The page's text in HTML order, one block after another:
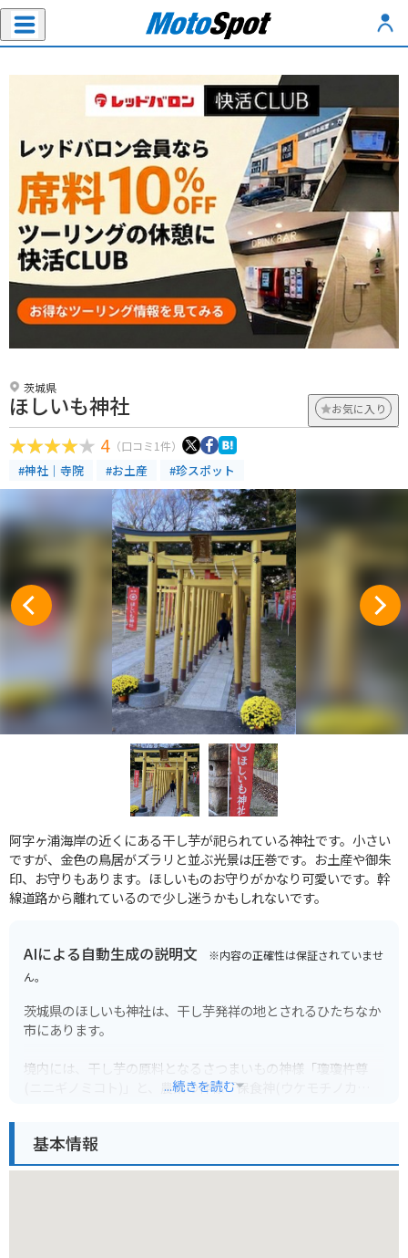
茨城県
ほしいも神社 お気に入り
4 （口コミ1件）
#神社｜寺院 #お土産 #珍スポット
阿字ヶ浦海岸の近くにある干し芋が祀られている神社です。小さい
ですが、金色の鳥居がズラリと並ぶ光景は圧巻です。お土産や御朱
印、お守りもあります。ほしいものお守りがかなり可愛いです。幹
線道路から離れているので少し迷うかもしれないです。
AIによる自動生成の説明文 ※内容の正確性は保証されていませ
ん。
茨城県のほしいも神社は、干し芋発祥の地とされるひたちなか
市にあります。
境内には、干し芋の原料となるさつまいもの神様「瓊瓊杵尊
(ニニギノミコト)」と、農業の神様「保食神(ウケモチノカ
神社は、国の登録有形文化財に指定されている「ほしいも神社
本殿」や、巨大な黄金のほしいもが目印の「ほしいも会館」な
...続きを読む
基本情報